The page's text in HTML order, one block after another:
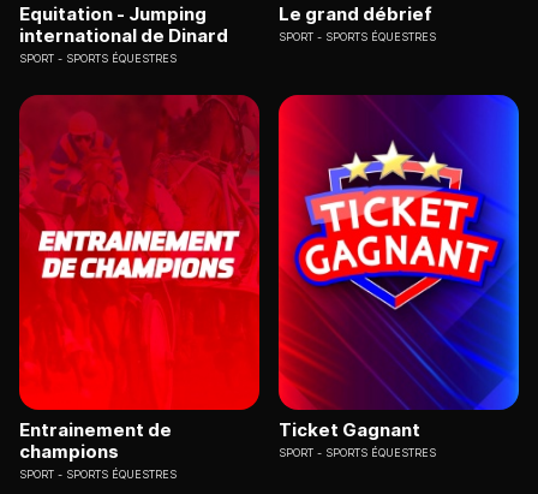
Equitation - Jumping
international de Dinard
SPORT SPORTS ÉQUESTRES
Le grand débrief
SPORT SPORTS ÉQUESTRES
Entrainement de
champions
SPORT SPORTS ÉQUESTRES
Ticket Gagnant
SPORT SPORTS ÉQUESTRES